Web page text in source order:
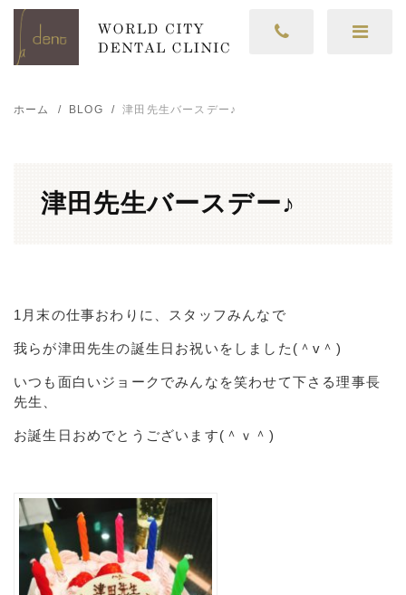
ホーム BLOG 津田先生バースデー♪
津田先生バースデー♪
1月末の仕事おわりに、スタッフみんなで
我らが津田先生の誕生日お祝いをしました(＾v＾)
いつも面白いジョークでみんなを笑わせて下さる理事長
先生、
お誕生日おめでとうございます(＾ｖ＾)